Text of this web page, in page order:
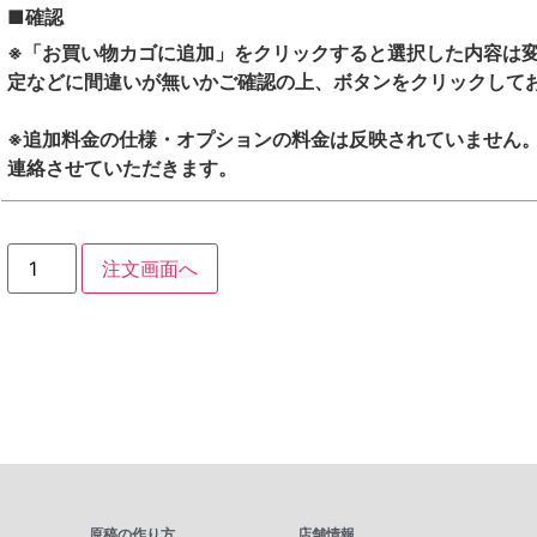
■確認
※「お買い物カゴに追加」をクリックすると選択した内容は
定などに間違いが無いかご確認の上、ボタンをクリックして
※追加料金の仕様・オプションの料金は反映されていません
連絡させていただきます。
注文画面へ